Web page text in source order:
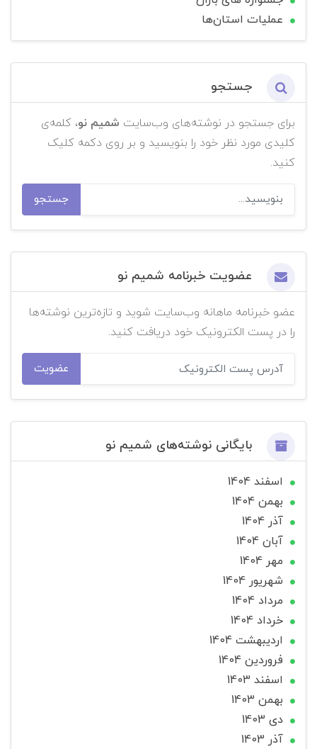
عملیات استان‌ها
جستجو
برای جستجو در نوشته‌های وب‌سایت شمیم نو، کلمه‌ی
کلیدی مورد نظر خود را بنویسید و بر روی دکمه کلیک
کنید.
جستجو
عضویت خبرنامه شمیم نو
عضو خبرنامه ماهانه وب‌سایت شوید و تازه‌ترین نوشته‌ها
را در پست الکترونیک خود دریافت کنید.
عضویت
بایگانی نوشته‌های شمیم نو
اسفند 1404
بهمن 1404
آذر 1404
آبان 1404
مهر 1404
شهریور 1404
مرداد 1404
خرداد 1404
ارديبهشت 1404
فروردین 1404
اسفند 1403
بهمن 1403
دی 1403
آذر 1403